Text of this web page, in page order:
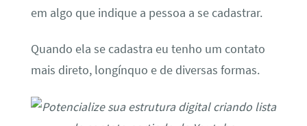
em algo que indique a pessoa a se cadastrar.
Quando ela se cadastra eu tenho um contato
mais direto, longínquo e de diversas formas.